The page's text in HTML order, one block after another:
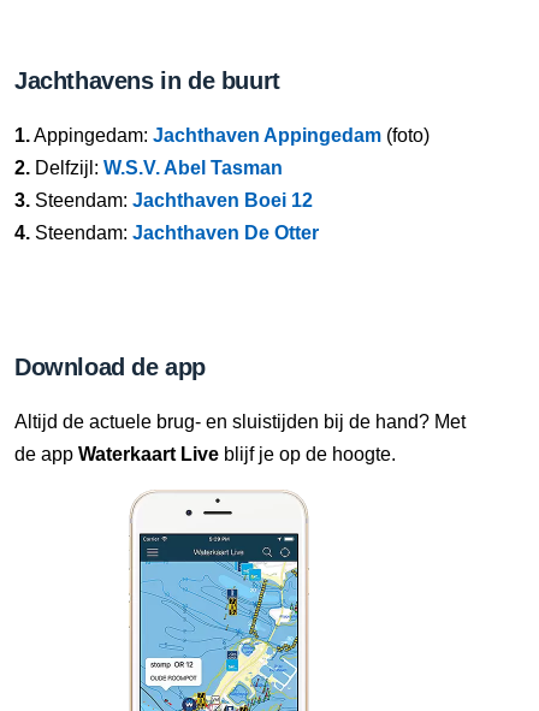
Jachthavens in de buurt
1.Appingedam: Jachthaven Appingedam (foto)
2. Delfzijl: W.S.V. Abel Tasman
3. Steendam: Jachthaven Boei 12
4. Steendam: Jachthaven De Otter
Download de app
Altijd de actuele brug- en sluistijden bij de hand? Met
de app Waterkaart Live blijf je op de hoogte.